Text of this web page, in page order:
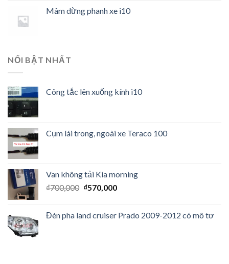
Mâm dừng phanh xe i10
NỔI BẬT NHẤT
Công tắc lên xuống kính i10
Cụm lái trong, ngoài xe Teraco 100
Van không tải Kia morning
₫700,000 ₫570,000
Đèn pha land cruiser Prado 2009-2012 có mô tơ